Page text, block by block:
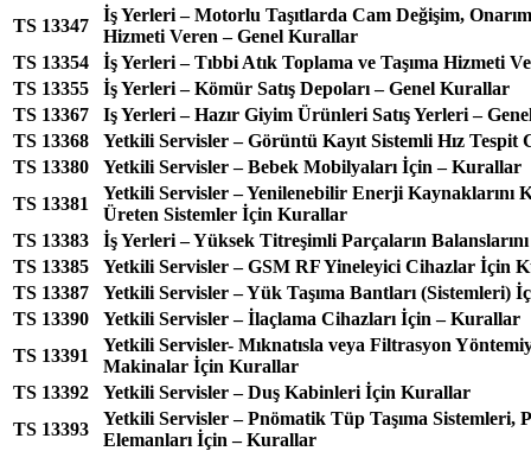
TS 13347
İş Yerleri – Motorlu Taşıtlarda Cam Değişim,
Hizmeti Veren – Genel Kurallar
TS 13354
İş Yerleri – Tıbbi Atık Toplama ve Taşıma Hizmeti
TS 13355
İş Yerleri – Kömür Satış Depoları – Genel Kurallar
TS 13367
Iş Yerleri – Hazır Giyim Ürünleri Satış Yerleri –
TS 13368
Yetkili Servisler – Görüntü Kayıt Sistemli Hız
TS 13380
Yetkili Servisler – Bebek Mobilyaları İçin – Kurallar
TS 13381
Yetkili Servisler – Yenilenebilir Enerji
Üreten Sistemler İçin Kurallar
TS 13383
İş Yerleri – Yüksek Titreşimli Parçaların
TS 13385
Yetkili Servisler – GSM RF Yineleyici Cihazlar İçin
TS 13387
Yetkili Servisler – Yük Taşıma Bantları (Sistemleri)
TS 13390
Yetkili Servisler – İlaçlama Cihazları İçin – Kurallar
TS 13391
Yetkili Servisler- Mıknatısla veya Filtrasyon
Makinalar İçin Kurallar
TS 13392
Yetkili Servisler – Duş Kabinleri İçin Kurallar
TS 13393
Yetkili Servisler – Pnömatik Tüp Taşıma Sistemleri,
Elemanları İçin – Kurallar